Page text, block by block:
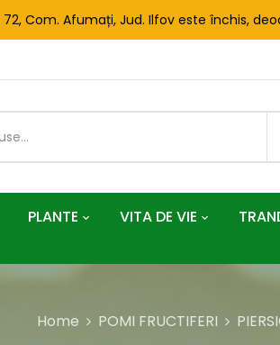
Com. Afumați, Jud. Ilfov este închis,
PLANTE VITA DE VIE
Home POMI FRUCTIFERI